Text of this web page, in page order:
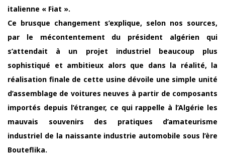
italienne « Fiat ».
Ce brusque changement s’explique, selon nos sources,
par le mécontentement du président algérien qui
s’attendait à un projet industriel beaucoup plus
sophistiqué et ambitieux alors que dans la réalité, la
réalisation finale de cette usine dévoile une simple unité
d’assemblage de voitures neuves à partir de composants
importés depuis l’étranger, ce qui rappelle à l’Algérie les
mauvais souvenirs des pratiques d’amateurisme
industriel de la naissante industrie automobile sous l’ère
Bouteflika.